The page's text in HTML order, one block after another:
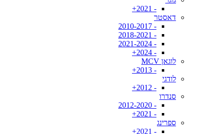
- 2021+
דאסטר
- 2010-2017
- 2018-2021
- 2021-2024
- 2024+
לוגאן MCV
- 2013+
לודגי
- 2012+
סנדרו
- 2012-2020
- 2021+
ספרינג
- 2021+